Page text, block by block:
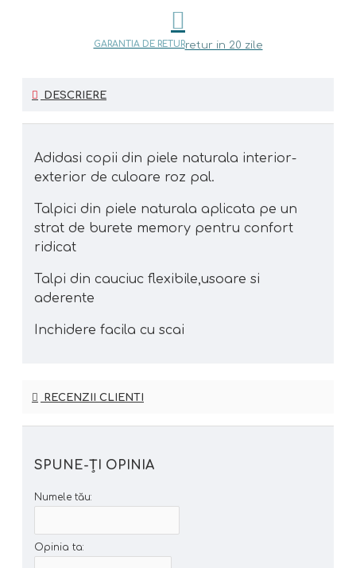
GARANTIA DE RETURretur in 20 zile
DESCRIERE
Adidasi copii din piele naturala interior-
exterior de culoare roz pal.
Talpici din piele naturala aplicata pe un
strat de burete memory pentru confort
ridicat
Talpi din cauciuc flexibile,usoare si
aderente
Inchidere facila cu scai
RECENZII CLIENTI
SPUNE-ŢI OPINIA
Numele tău:
Opinia ta: